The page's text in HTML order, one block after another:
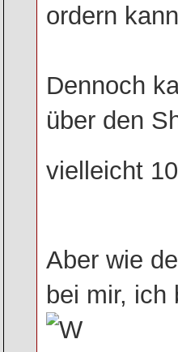
ordern
Dennoch
über den
vielleicht
Aber wie
bei mir, ich